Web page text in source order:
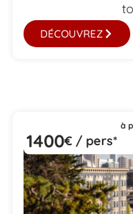
DÉCOUVREZ
à
1400€ / pers*